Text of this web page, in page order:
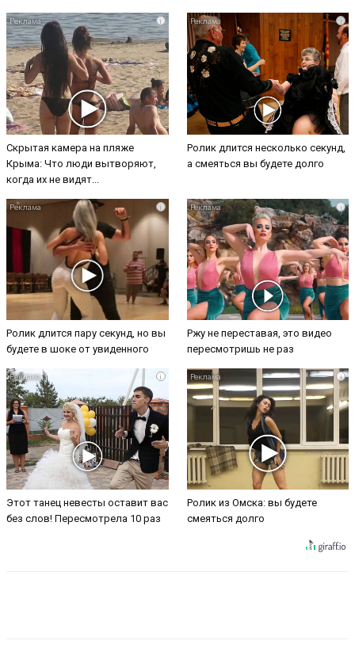
i
Скрытая камера на пляже
Крыма: Что люди вытворяют,
когда их не видят...
i
Ролик длится несколько секунд,
а смеяться вы будете долго
i
Ролик длится пару секунд, но вы
будете в шоке от увиденного
i
Ржу не переставая, это видео
пересмотришь не раз
i
Этот танец невесты оставит вас
без слов! Пересмотрела 10 раз
i
Ролик из Омска: вы будете
смеяться долго